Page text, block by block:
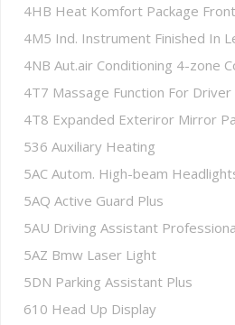
4HB Heat Komfort Package Front
4M5 Ind. Instrument Finished In
4NB Aut.air Conditioning 4-zone
4T7 Massage Function For Driver
4T8 Expanded Exteriror Mirror
536 Auxiliary Heating
5AC Autom. High-beam
5AQ Active Guard Plus
5AU Driving Assistant
5AZ Bmw Laser Light
5DN Parking Assistant Plus
610 Head Up Display